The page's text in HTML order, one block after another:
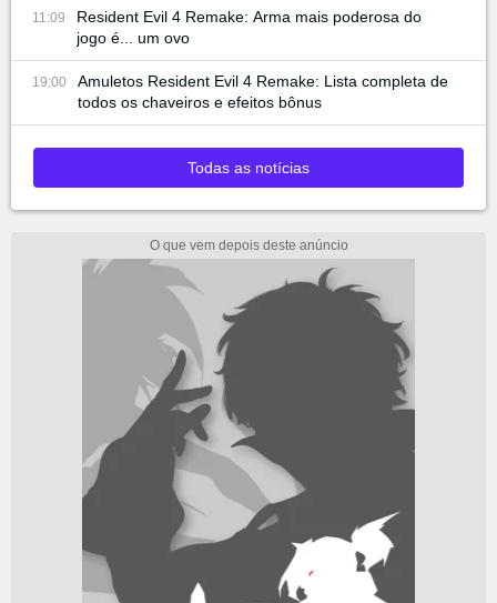
11:09
Resident Evil 4 Remake: Arma mais poderosa do
jogo é... um ovo
19:00
Amuletos Resident Evil 4 Remake: Lista completa de
todos os chaveiros e efeitos bônus
Todas as notícias